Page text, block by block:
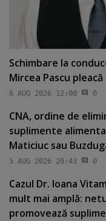
Schimbare la
Mircea Pascu
6 AUG 2026 12:00 0
CNA, ordine de
suplimente
Maticiuc sau
5 AUG 2026 20:43 0
Cazul Dr. Ioana
mult mai amplă:
promovează